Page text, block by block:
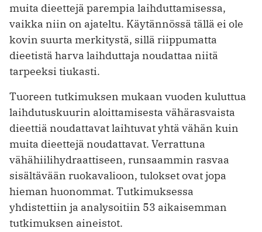
muita dieettejä parempia laihduttamisessa,
vaikka niin on ajateltu. Käytännössä tällä ei ole
kovin suurta merkitystä, sillä riippumatta
dieetistä harva laihduttaja noudattaa niitä
tarpeeksi tiukasti.
Tuoreen tutkimuksen mukaan vuoden kuluttua
laihdutuskuurin aloittamisesta vähärasvaista
dieettiä noudattavat laihtuvat yhtä vähän kuin
muita dieettejä noudattavat. Verrattuna
vähähiilihydraattiseen, runsaammin rasvaa
sisältävään ruokavalioon, tulokset ovat jopa
hieman huonommat. Tutkimuksessa
yhdistettiin ja analysoitiin 53 aikaisemman
tutkimuksen aineistot.